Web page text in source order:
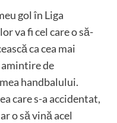
gol în Liga
va fi cel care o să-
ca cea mai
de
handbalului.
care s-a accidentat,
o să vină acel